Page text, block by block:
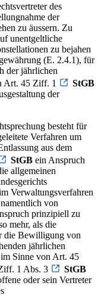
des
der
zu äussern. Zu
unentgeltliche
zu bejahen
(E. 2.4.1), für
der jährlichen
Art. 45 Ziff. 1
StGB
der
besteht für
Verfahren um
aus dem
StGB ein Anspruch
allgemeinen
Verwaltungsverfahren
von
prinzipiell zu
mehr, als die
die Bewilligung von
jährlichen
Sinne von Art. 45
1 Abs. 3
StGB
oder sein Vertreter